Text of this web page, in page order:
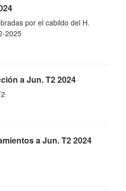
por el cabildo del H.
2025
a Jun. T2 2024
a Jun. T2 2024